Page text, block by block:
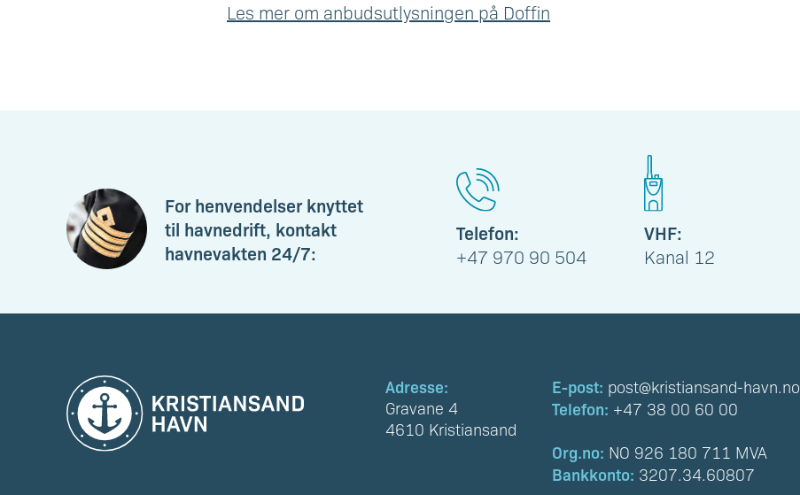
Les mer om anbudsutlysningen på Doffin
For henvendelser knyttet
til havnedrift, kontakt
havnevakten 24/7:
Telefon:
+47 970 90 504
VHF:
Kanal 12
Adresse:
Gravane 4
4610 Kristiansand
E-post: post@kristiansand-havn.no
Telefon: +47 38 00 60 00
Org.no: NO 926 180 711 MVA
Bankkonto: 3207.34.60807